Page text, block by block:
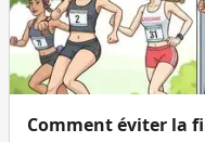
Comment éviter la